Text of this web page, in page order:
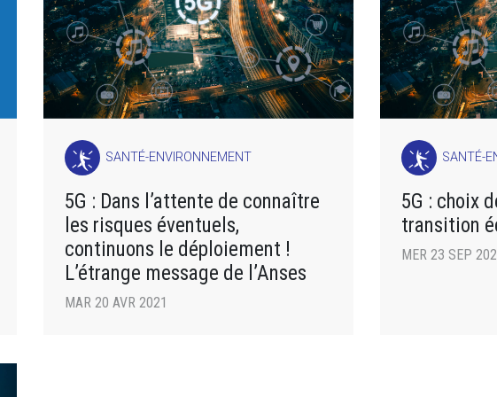
SANTÉ-ENVIRONNEMENT
5G : Dans l’attente de connaître
les risques éventuels,
continuons le déploiement !
L’étrange message de l’Anses
MAR 20 AVR 2021
SANTÉ-
5G : choix
transition
MER 23 SEP